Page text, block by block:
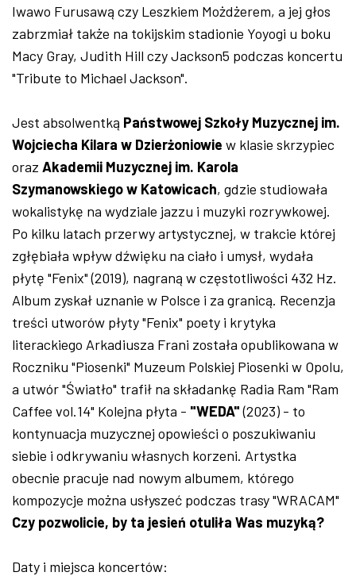
Iwawo Furusawą czy Leszkiem Możdżerem, a jej głos
zabrzmiał także na tokijskim stadionie Yoyogi u boku
Macy Gray, Judith Hill czy Jackson5 podczas koncertu
"Tribute to Michael Jackson".
Jest absolwentką Państwowej Szkoły Muzycznej im.
Wojciecha Kilara w Dzierżoniowie w klasie skrzypiec
oraz Akademii Muzycznej im. Karola
Szymanowskiego w Katowicach, gdzie studiowała
wokalistykę na wydziale jazzu i muzyki rozrywkowej.
Po kilku latach przerwy artystycznej, w trakcie której
zgłębiała wpływ dźwięku na ciało i umysł, wydała
płytę "Fenix" (2019), nagraną w częstotliwości 432 Hz.
Album zyskał uznanie w Polsce i za granicą. Recenzja
treści utworów płyty "Fenix" poety i krytyka
literackiego Arkadiusza Frani została opublikowana w
Roczniku "Piosenki" Muzeum Polskiej Piosenki w Opolu,
a utwór "Światło" trafił na składankę Radia Ram "Ram
Caffee vol.14" Kolejna płyta - "WEDA"(2023) - to
kontynuacja muzycznej opowieści o poszukiwaniu
siebie i odkrywaniu własnych korzeni. Artystka
obecnie pracuje nad nowym albumem, którego
kompozycje można usłyszeć podczas trasy "WRACAM"
Czy pozwolicie, by ta jesień otuliła Was muzyką?
Daty i miejsca koncertów: